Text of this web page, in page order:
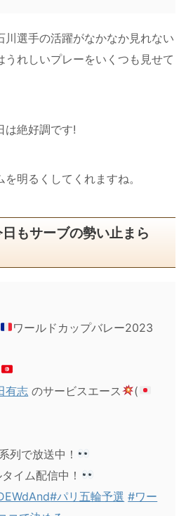
川選手の活躍がなかなか見れない
れしいプレーをいくつも見せて
は絶好調です!
明るくしてくれますね。
もサーブの勢い止まら
ワールドカップバレー2023
有志 のサービスエース
(
列で放送中！
イム配信中！
#パリ五輪予選 #ワー